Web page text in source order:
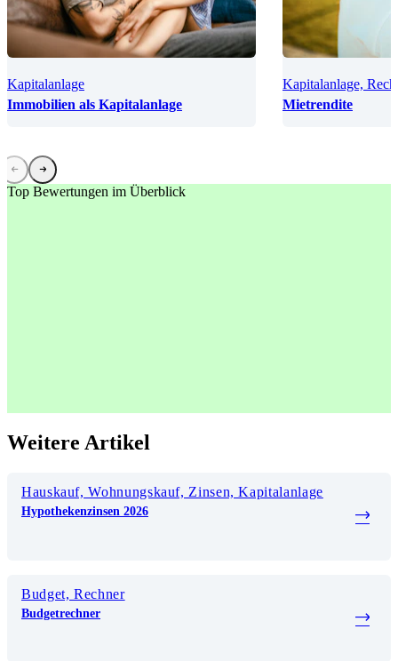
Kapitalanlage
Immobilien als Kapitalanlage
Kapitalanlage,
Mietrendite
Top Bewertungen im Überblick
Weitere Artikel
Hauskauf, Wohnungskauf, Zinsen, Kapitalanlage
Hypothekenzinsen 2026
Budget, Rechner
Budgetrechner